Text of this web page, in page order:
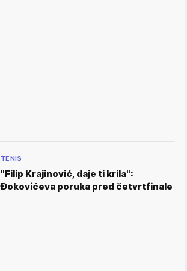
TENIS
"Filip Krajinović, daje ti krila":
Đokovićeva poruka pred četvrtfinale